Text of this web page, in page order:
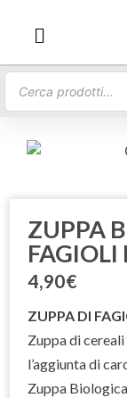
ZUPPA
FAGIOLI
4,90€
ZUPPA DI
Zuppa di
l’aggiunta di
Zuppa